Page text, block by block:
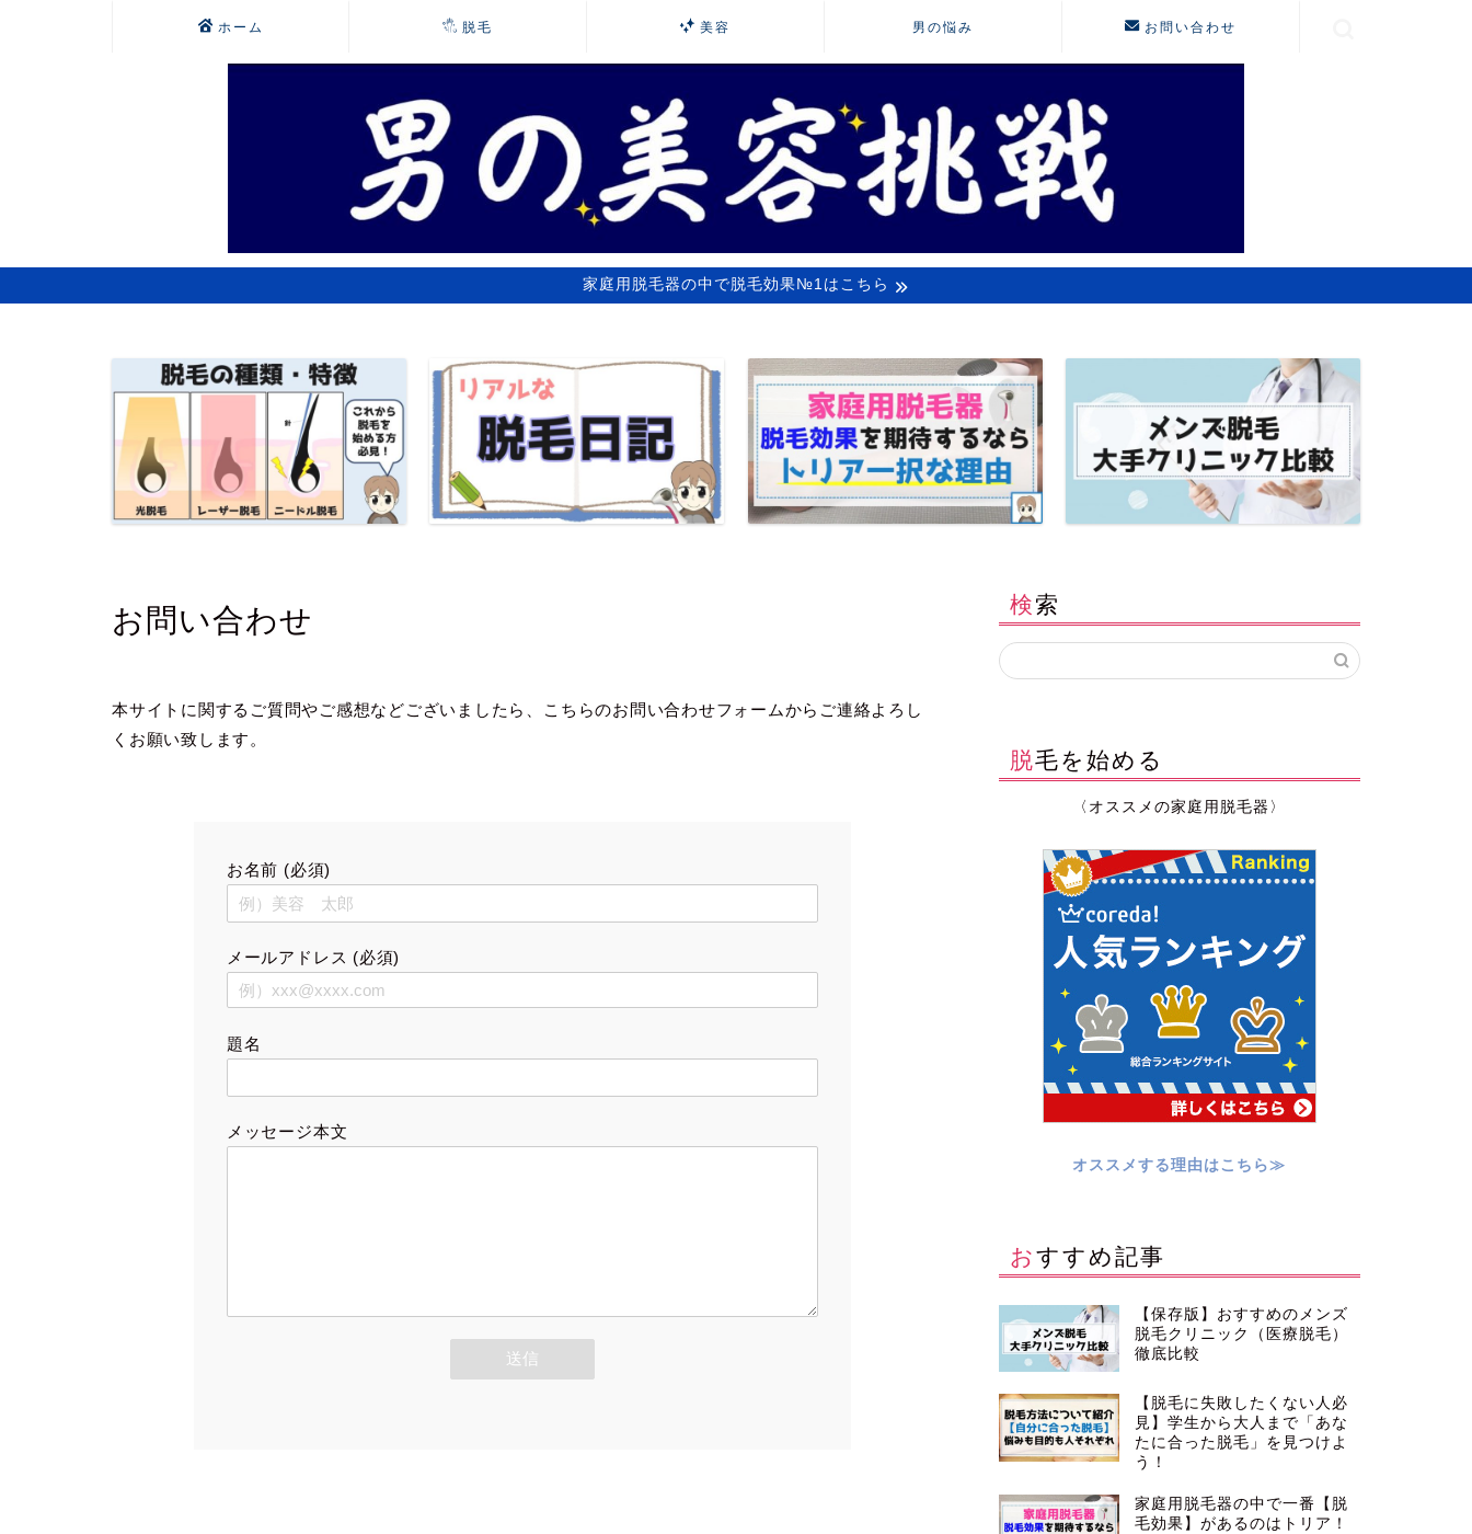
ホーム 脱毛 美容 男の悩み お問い合わせ
家庭用脱毛器の中で脱毛効果№1はこちら
お問い合わせ
本サイトに関するご質問やご感想などございましたら、こちらのお問い合わせフォームからご連絡よろし
くお願い致します。
お名前 (必須)
メールアドレス (必須)
題名
メッセージ本文
検索
脱毛を始める
〈オススメの家庭用脱毛器〉
オススメする理由はこちら≫
おすすめ記事
【保存版】おすすめのメンズ
脱毛クリニック（医療脱毛）
徹底比較
【脱毛に失敗したくない人必
見】学生から大人まで「あな
たに合った脱毛」を見つけよ
う！
家庭用脱毛器の中で一番【脱
毛効果】があるのはトリア！